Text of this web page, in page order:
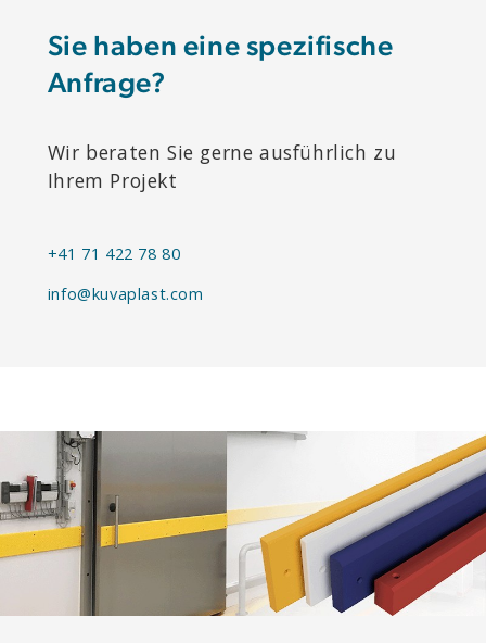
Sie haben eine spezifische
Anfrage?
Wir beraten Sie gerne ausführlich zu
Ihrem Projekt
+41 71 422 78 80
info@kuvaplast.com